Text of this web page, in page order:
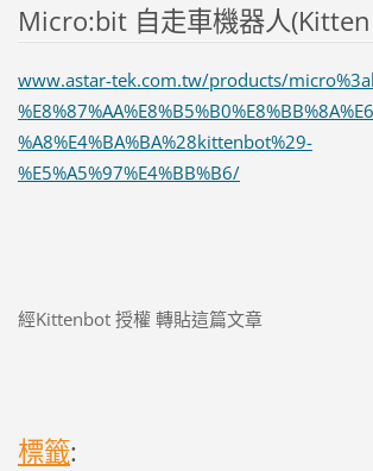
Micro:bit 自走車機器人
www.astar-tek.com.tw/products/
%A8%E4%BA%BA%28kittenbot%29-
%E5%A5%97%E4%BB%B6/
經Kittenbot 授權 轉貼這篇文章
標籤: